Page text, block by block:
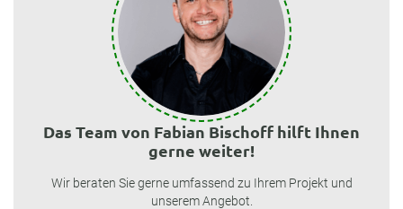
Das Team von Fabian Bischoff hilft Ihnen
gerne weiter!
Wir beraten Sie gerne umfassend zu Ihrem Projekt und
unserem Angebot.